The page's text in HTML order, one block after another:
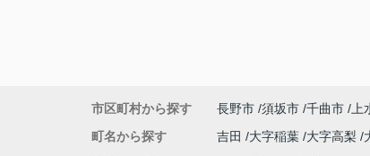
市区町村から探す 長野市 須坂市 千曲市
町名から探す
吉田 大字稲葉 大字高梨